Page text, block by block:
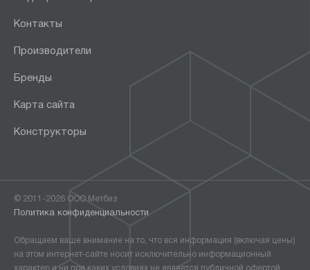
Контакты
Производители
Бренды
Карта сайта
Конструкторы
© 2011-2026 ООО Метбиз
Политика конфиденциальности
Обращаем ваше внимание на то, что вся информация (включая цены)
на этом интернет-сайте носит исключительно информационный
характер и ни при каких условиях не является публичной офертой,